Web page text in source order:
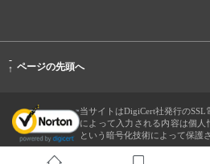
-
↑ ページの先頭へ
当サイトはDigiCert社発行の
によって入力される内容は個人
という暗号化技術によって保護